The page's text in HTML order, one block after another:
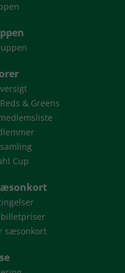
& Greens
Cup
sæsonkort